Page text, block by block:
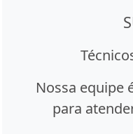
Nossa equipe
para